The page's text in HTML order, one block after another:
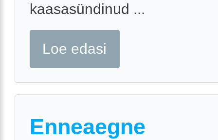
kaasasündinud ...
Loe edasi
Enneaegne